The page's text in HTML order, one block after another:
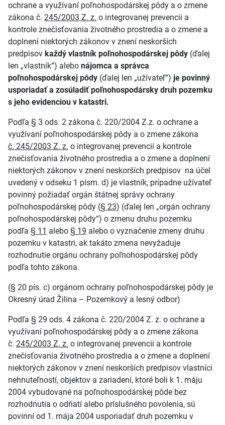
ochrane a využívaní poľnohospodárskej pôdy a o zmene
zákona č. 245/2003 Z. z. o integrovanej prevencii a
kontrole znečisťovania životného prostredia a o zmene a
doplnení niektorých zákonov v znení neskorších
predpisov každý vlastník poľnohospodárskej pôdy (ďalej
len „vlastník“) alebo nájomca a správca
poľnohospodárskej pôdy (ďalej len „užívateľ“) je povinný
usporiadať a zosúladiť poľnohospodársky druh pozemku
s jeho evidenciou v katastri.
Podľa § 3 ods. 2 zákona č. 220/2004 Z.z. o ochrane a
využívaní poľnohospodárskej pôdy a o zmene zákona
č. 245/2003 Z. z. o integrovanej prevencii a kontrole
znečisťovania životného prostredia a o zmene a doplnení
niektorých zákonov v znení neskorších predpisov na účel
uvedený v odseku 1 písm. d) je vlastník, prípadne užívateľ
povinný požiadať orgán štátnej správy ochrany
poľnohospodárskej pôdy (§ 23) (ďalej len „orgán ochrany
poľnohospodárskej pôdy“) o zmenu druhu pozemku
podľa § 11 alebo § 19 alebo o vyznačenie zmeny druhu
pozemku v katastri, ak takáto zmena nevyžaduje
rozhodnutie orgánu ochrany poľnohospodárskej pôdy
podľa tohto zákona.
(§ 20 pís. c) orgánom ochrany poľnohospodárskej pôdy je
Okresný úrad Žilina – Pozemkový a lesný odbor)
Podľa § 29 ods. 4 zákona č. 220/2004 Z. z. o ochrane a
využívaní poľnohospodárskej pôdy a o zmene zákona
č. 245/2003 Z. z. o integrovanej prevencii a kontrole
znečisťovania životného prostredia a o zmene a doplnení
niektorých zákonov v znení neskorších predpisov vlastníci
nehnuteľností, objektov a zariadení, ktoré boli k 1. máju
2004 vybudované na poľnohospodárskej pôde bez
rozhodnutia o odňatí alebo príslušného povolenia, sú
povinní od 1. mája 2004 usporiadať druh pozemku v